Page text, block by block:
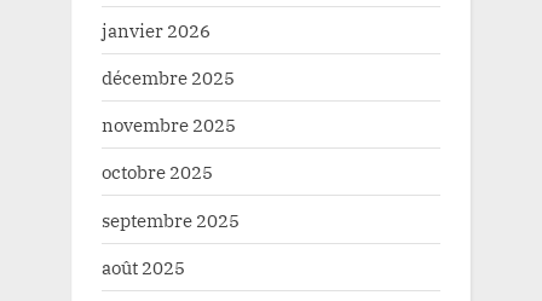
janvier 2026
décembre 2025
novembre 2025
octobre 2025
septembre 2025
août 2025